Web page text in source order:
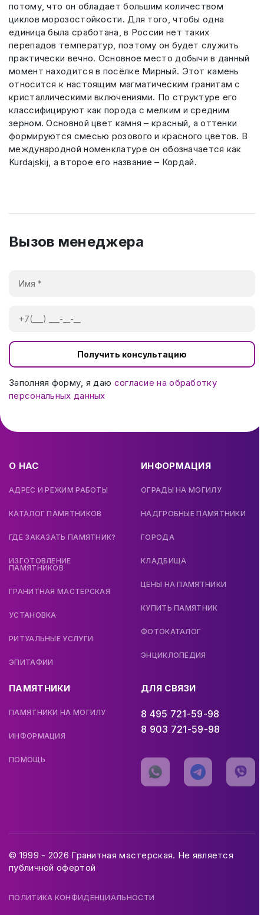
потому, что он обладает большим количеством
циклов морозостойкости. Для того, чтобы одна
единица была сработана, в России нет таких
перепадов температур, поэтому он будет служить
практически вечно. Основное место добычи в данный
момент находится в посёлке Мирный. Этот камень
относится к настоящим магматическим гранитам с
кристаллическими включениями. По структуре его
классифицируют как порода с мелким и средним
зерном. Основной цвет камня – красный, а оттенки
формируются смесью розового и красного цветов. В
международной номенклатуре он обозначается как
Kurdajskij, а второе его название – Кордай.
Вызов менеджера
Получить консультацию
Заполняя форму, я даю согласие на обработку
персональных данных
О НАС
АДРЕС И РЕЖИМ РАБОТЫ
КАТАЛОГ ПАМЯТНИКОВ
ГДЕ ЗАКАЗАТЬ ПАМЯТНИК?
ИЗГОТОВЛЕНИЕ
ПАМЯТНИКОВ
ГРАНИТНАЯ МАСТЕРСКАЯ
УСТАНОВКА
РИТУАЛЬНЫЕ УСЛУГИ
ЭПИТАФИИ
ИНФОРМАЦИЯ
ОГРАДЫ НА МОГИЛУ
НАДГРОБНЫЕ ПАМЯТНИКИ
ГОРОДА
КЛАДБИЩА
ЦЕНЫ НА ПАМЯТНИКИ
КУПИТЬ ПАМЯТНИК
ФОТОКАТАЛОГ
ЭНЦИКЛОПЕДИЯ
ПАМЯТНИКИ
ПАМЯТНИКИ НА МОГИЛУ
ИНФОРМАЦИЯ
ПОМОЩЬ
ДЛЯ СВЯЗИ
8 495 721-59-98
8 903 721-59-98
© 1999 - 2026 Гранитная мастерская. Не является
публичной офертой
ПОЛИТИКА КОНФИДЕНЦИАЛЬНОСТИ